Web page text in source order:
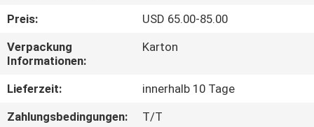
QUALITÄTSKONTROLLE
TRETEN
SIE
MIT
Preis:
USD 65.00-85.00
Verpackung
Informationen:
Karton
Lieferzeit:
innerhalb 10 Tage
Zahlungsbedingungen:
T/T